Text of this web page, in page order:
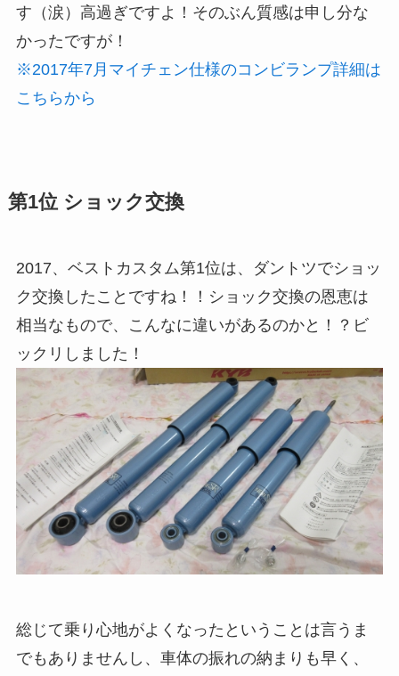
す（涙）高過ぎですよ！そのぶん質感は申し分な
かったですが！
※2017年7月マイチェン仕様のコンビランプ詳細は
こちらから
第1位 ショック交換
2017、ベストカスタム第1位は、ダントツでショッ
ク交換したことですね！！ショック交換の恩恵は
相当なもので、こんなに違いがあるのかと！？ビ
ックリしました！
総じて乗り心地がよくなったということは言うま
でもありませんし、車体の振れの納まりも早く、